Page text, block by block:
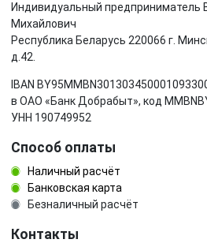
Индивидуальный предприниматель
Михайлович
Республика Беларусь 220066 г.
д.42.
IBAN
в ОАО «Банк Добрабыт», код
УНН 190749952
Способ оплаты
Наличный расчёт
Банковская карта
Безналичный расчёт
Контакты